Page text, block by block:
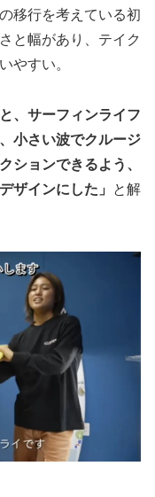
移行を考えている初
と幅があり、テイク
やすい。
、サーフィンライフ
小さい波でクルージ
ションできるよう、
ザインにした」
と解